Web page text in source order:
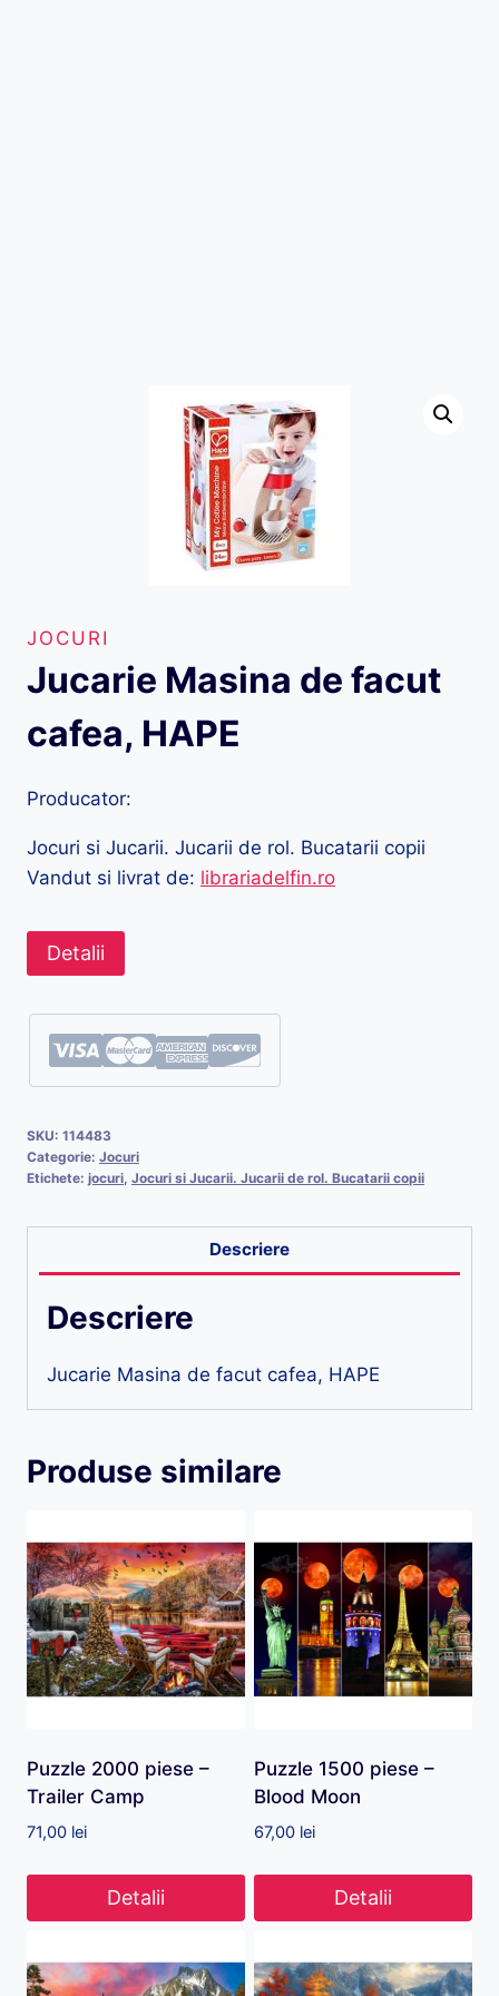
JOCURI
Jucarie Masina de facut
cafea, HAPE
Producator:
Jocuri si Jucarii. Jucarii de rol. Bucatarii copii
Vandut si livrat de: librariadelfin.ro
Detalii
SKU: 114483
Categorie: Jocuri
Etichete: jocuri, Jocuri si Jucarii. Jucarii de rol. Bucatarii copii
Descriere
Descriere
Jucarie Masina de facut cafea, HAPE
Produse similare
Puzzle 2000 piese –
Trailer Camp
71,00 lei
Detalii
Puzzle 1500 piese –
Blood Moon
67,00 lei
Detalii